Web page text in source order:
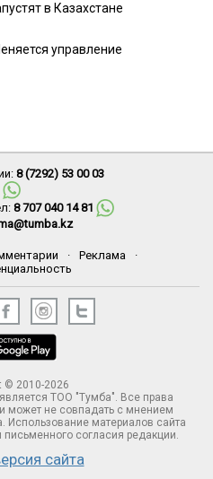
в Казахстане
управление
8 (7292) 53 00 03
8 707 040 14 81
· Реклама
·
© 2010-2026
ТОО "Тумба". Все права
не совпадать с мнением
Использование материалов сайта
согласия редакции.
сайта